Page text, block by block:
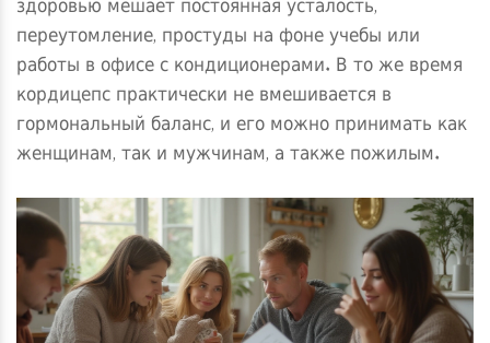
здоровью мешает постоянная усталость,
переутомление, простуды на фоне учебы или
работы в офисе с кондиционерами. В то же время
кордицепс практически не вмешивается в
гормональный баланс, и его можно принимать как
женщинам, так и мужчинам, а также пожилым.